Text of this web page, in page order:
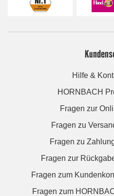
Hilfe &
HORNBACH
Fragen zur
Fragen zu
Fragen zu
Fragen zur
Fragen zum
Fragen zum